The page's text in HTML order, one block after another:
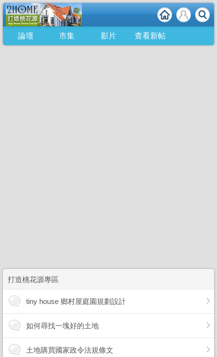
論壇 市集 影片 查看新帖
打造桃花源專區
tiny house 鄉村屋庭園規劃設計
如何尋找一塊好的土地
土地購買國家政令法規條文